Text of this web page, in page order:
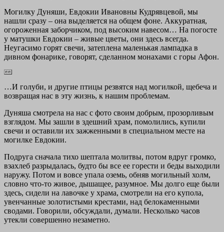
Могилку Дуняши, Евдокии Ивановны Кудрявцевой, мы
нашли сразу – она выделяется на общем фоне. Аккуратная,
огороженная заборчиком, под высоким навесом… На погосте
у матушки Евдокии – живые цветы, они здесь всегда.
Неугасимо горят свечи, затеплена маленькая лампадка в
дивном фонарике, говорят, сделанном монахами с горы Афон.
…И голуби, и другие птицы резвятся над могилкой, щебеча и
возвращая нас в эту жизнь, к нашим проблемам.
Дуняша смотрела на нас с фото своим добрым, прозорливым
взглядом. Мы зашли в здешний храм, помолились, купили
свечи и оставили их зажженными в специальном месте на
могилке Евдокии.
Подруга сначала тихо шептала молитвы, потом вдруг громко,
взахлеб разрыдалась, будто бы все ее горести и беды выходили
наружу. Потом и вовсе упала оземь, обняв могильный холм,
словно что-то живое, дышащее, разумное. Мы долго еще были
здесь, сидели на лавочке у храма, смотрели на его купола,
увенчанные золотистыми крестами, над белокаменными
сводами. Говорили, обсуждали, думали. Несколько часов
утекли совершенно незаметно.